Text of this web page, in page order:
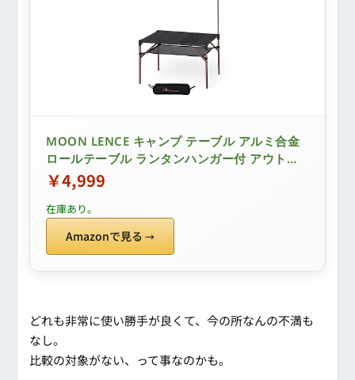
MOON LENCE キャンプ テーブル アルミ合金
ロールテーブル ランタンハンガー付 アウトド
ア ハイキング BBQ 折りたたみ コンパクト 軽
￥4,999
在庫あり。
Amazonで見る
どれも非常に使い勝手が良くて、今の所なんの不満も
なし。
比較の対象がない、って事なのかも。